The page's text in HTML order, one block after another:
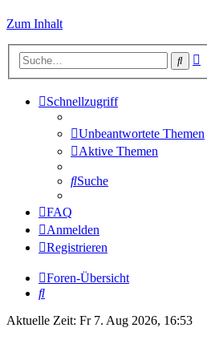
Zum Inhalt
Suche
Schnellzugriff
Unbeantwortete Themen
Aktive Themen
Suche
FAQ
Anmelden
Registrieren
Foren-Übersicht
Suche
Aktuelle Zeit: Fr 7. Aug 2026, 16:53